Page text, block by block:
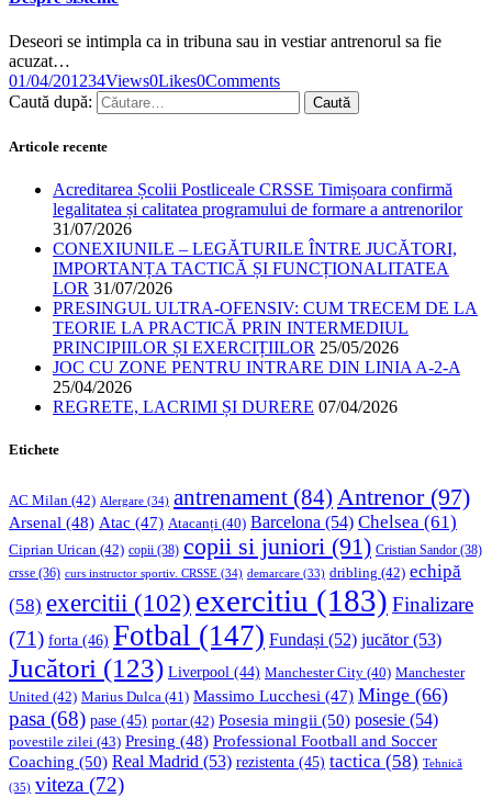
Deseori se intimpla ca in tribuna sau in vestiar antrenorul sa fie
acuzat…
01/04/201234Views0Likes0Comments
Caută după:
Articole recente
Acreditarea Școlii Postliceale CRSSE Timișoara confirmă
legalitatea și calitatea programului de formare a antrenorilor
31/07/2026
CONEXIUNILE – LEGĂTURILE ÎNTRE JUCĂTORI,
IMPORTANȚA TACTICĂ ȘI FUNCȚIONALITATEA
LOR 31/07/2026
PRESINGUL ULTRA-OFENSIV: CUM TRECEM DE LA
TEORIE LA PRACTICĂ PRIN INTERMEDIUL
PRINCIPIILOR ȘI EXERCIȚIILOR 25/05/2026
JOC CU ZONE PENTRU INTRARE DIN LINIA A-2-A
25/04/2026
REGRETE, LACRIMI ȘI DURERE 07/04/2026
Etichete
AC Milan (42) Alergare (34) antrenament (84) Antrenor(97)
Arsenal (48) Atac (47) Atacanți (40) Barcelona (54) Chelsea (61)
Ciprian Urican (42) copii (38) copii si juniori (91) Cristian Sandor (38)
crsse (36) curs instructor sportiv. CRSSE (34) demarcare (33) dribling (42) echipă
(58) exercitii (102) exercitiu (183) Finalizare
(71) forta (46) Fotbal (147) Fundași (52) jucător(53)
Jucători (123) Liverpool (44) Manchester City (40) Manchester
United (42) Marius Dulca (41) Massimo Lucchesi (47) Minge (66)
pasa (68) pase (45) portar(42) Posesia mingii (50) posesie (54)
povestile zilei (43) Presing (48) Professional Football and Soccer
Coaching (50) Real Madrid (53) rezistenta (45) tactica (58) Tehnică
(35) viteza (72)